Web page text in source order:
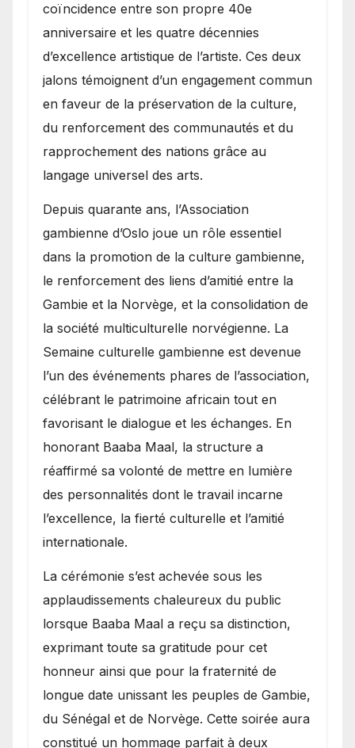
coïncidence entre son propre 40e
anniversaire et les quatre décennies
d’excellence artistique de l’artiste. Ces deux
jalons témoignent d’un engagement commun
en faveur de la préservation de la culture,
du renforcement des communautés et du
rapprochement des nations grâce au
langage universel des arts.
​Depuis quarante ans, l’Association
gambienne d’Oslo joue un rôle essentiel
dans la promotion de la culture gambienne,
le renforcement des liens d’amitié entre la
Gambie et la Norvège, et la consolidation de
la société multiculturelle norvégienne. La
Semaine culturelle gambienne est devenue
l’un des événements phares de l’association,
célébrant le patrimoine africain tout en
favorisant le dialogue et les échanges. En
honorant Baaba Maal, la structure a
réaffirmé sa volonté de mettre en lumière
des personnalités dont le travail incarne
l’excellence, la fierté culturelle et l’amitié
internationale.
​La cérémonie s’est achevée sous les
applaudissements chaleureux du public
lorsque Baaba Maal a reçu sa distinction,
exprimant toute sa gratitude pour cet
honneur ainsi que pour la fraternité de
longue date unissant les peuples de Gambie,
du Sénégal et de Norvège. Cette soirée aura
constitué un hommage parfait à deux